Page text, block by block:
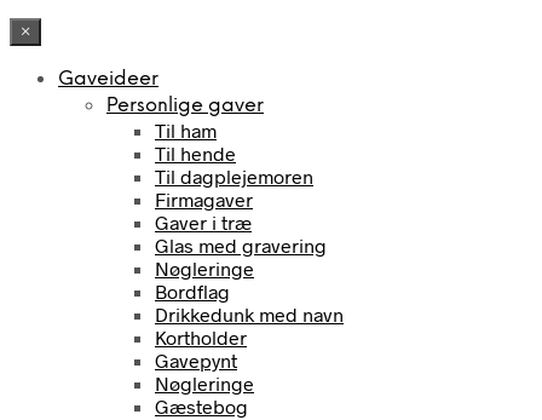
×
Gaveideer
Personlige gaver
Til ham
Til hende
Til dagplejemoren
Firmagaver
Gaver i træ
Glas med gravering
Nøgleringe
Bordflag
Drikkedunk med navn
Kortholder
Gavepynt
Nøgleringe
Gæstebog